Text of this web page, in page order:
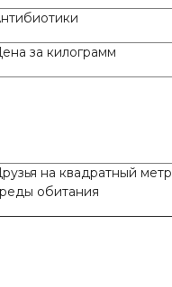
за килограмм
на квадратный метр
обитания